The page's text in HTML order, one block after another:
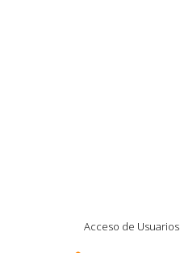
Acceso de Usuarios